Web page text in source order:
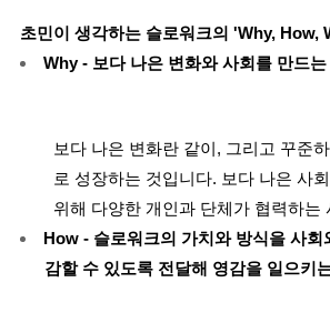
초민이 생각하는 슬로워크의 'Why, How,
Why - 보다 나은 변화와 사회를 만드
보다 나은 변화란 같이, 그리고 꾸준
로 성장하는 것입니다. 보다 나은 사
위해 다양한 개인과 단체가 협력하는
How - 슬로워크의 가치와 방식을 사회
감할 수 있도록 전달해 영감을 일으키